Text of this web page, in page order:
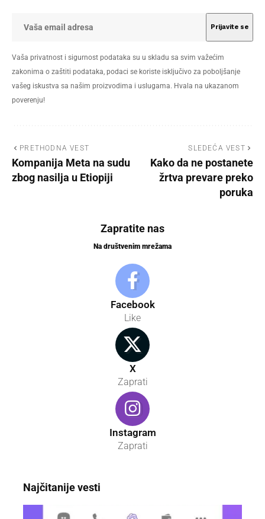
Vaša privatnost i sigurnost podataka su u skladu sa svim važećim
zakonima o zaštiti podataka, podaci se koriste isključivo za poboljšanje
vašeg iskustva sa našim proizvodima i uslugama. Hvala na ukazanom
poverenju!
PRETHODNA VEST
Kompanija Meta na sudu
zbog nasilja u Etiopiji
SLEDEĆA VEST
Kako da ne postanete
žrtva prevare preko
poruka
Zapratite nas
Na društvenim mrežama
Facebook
Like
X
Zaprati
Instagram
Zaprati
Najčitanije vesti